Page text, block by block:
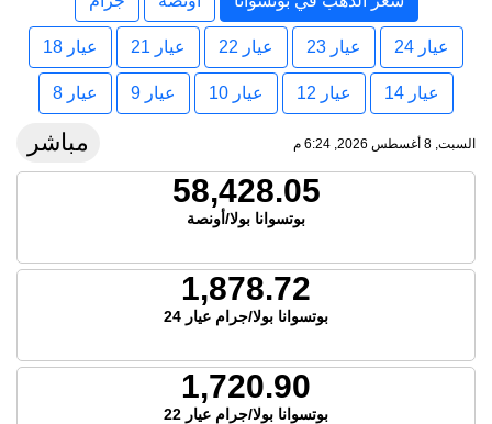
عيار 24 عيار 23 عيار 22 عيار 21 عيار 18
عيار 14 عيار 12 عيار 10 عيار 9 عيار 8
السبت, 8 أغسطس 2026, 6:24 م مباشر
58,428.05
بوتسوانا بولا/أونصة
1,878.72
بوتسوانا بولا/جرام عيار 24
1,720.90
بوتسوانا بولا/جرام عيار 22